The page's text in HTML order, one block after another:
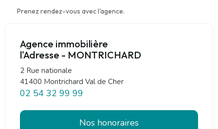
Prenez rendez-vous avec l'agence.
Agence immobilière
l'Adresse - MONTRICHARD
2 Rue nationale
41400 Montrichard Val de Cher
02 54 32 99 99
Nos honoraires